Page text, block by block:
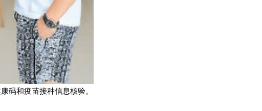
码和疫苗接种信息核验。